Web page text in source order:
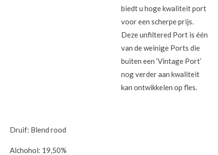
biedt u hoge kwaliteit port
voor een scherpe prijs.
Deze unfiltered Port is één
van de weinige Ports die
buiten een ‘Vintage Port’
nog verder aan kwaliteit
kan ontwikkelen op fles.
Druif: Blend rood
Alchohol: 19,50%